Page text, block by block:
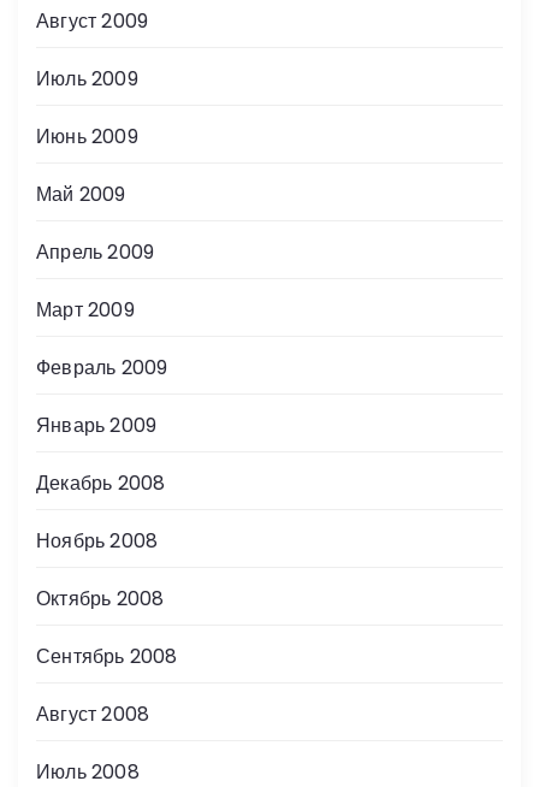
Август 2009
Июль 2009
Июнь 2009
Май 2009
Апрель 2009
Март 2009
Февраль 2009
Январь 2009
Декабрь 2008
Ноябрь 2008
Октябрь 2008
Сентябрь 2008
Август 2008
Июль 2008